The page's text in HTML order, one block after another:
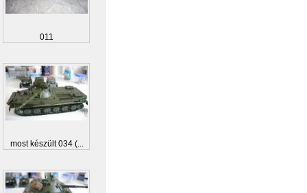
011
most készült 034 (...